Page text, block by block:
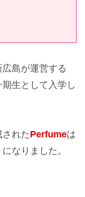
島が運営する
期生として入学し
れたPerfumeは
なりました。